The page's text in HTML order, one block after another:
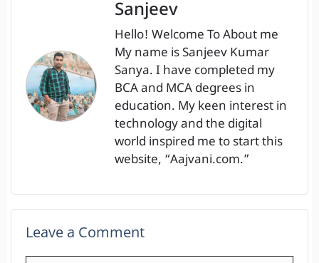
Sanjeev
Hello! Welcome To About me
My name is Sanjeev Kumar
Sanya. I have completed my
BCA and MCA degrees in
education. My keen interest in
technology and the digital
world inspired me to start this
website, “Aajvani.com.”
Leave a Comment